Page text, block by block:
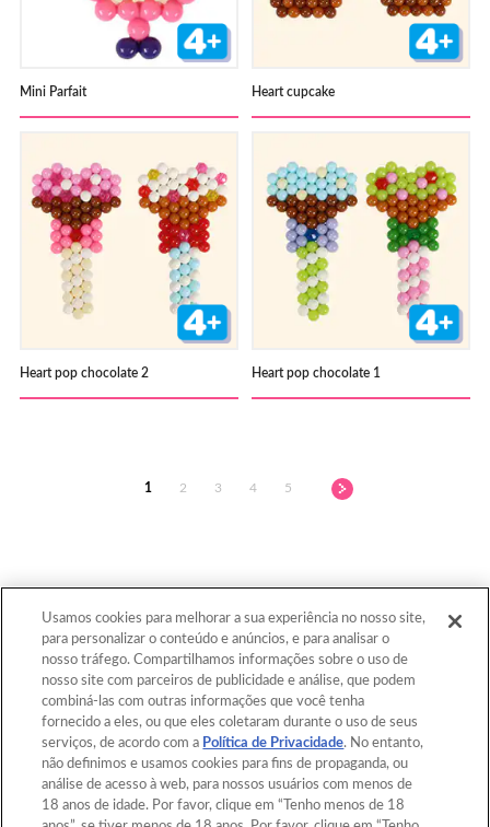
Mini Parfait Heart cupcake
Heart pop chocolate 2 Heart pop chocolate 1
1 2 3 4 5
Voltar ao topo
Catálogo
Modelos O que é Aquabeads?
Para os Pais
Usamos cookies para melhorar a sua experiência no nosso site,
para personalizar o conteúdo e anúncios, e para analisar o
nosso tráfego. Compartilhamos informações sobre o uso de
nosso site com parceiros de publicidade e análise, que podem
combiná-las com outras informações que você tenha
fornecido a eles, ou que eles coletaram durante o uso de seus
serviços, de acordo com a Política de Privacidade. No entanto,
não definimos e usamos cookies para fins de propaganda, ou
análise de acesso à web, para nossos usuários com menos de
18 anos de idade. Por favor, clique em “Tenho menos de 18